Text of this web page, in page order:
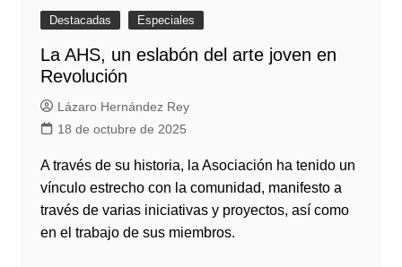
Destacadas Especiales
La AHS, un eslabón del arte joven en
Revolución
Lázaro Hernández Rey
18 de octubre de 2025
A través de su historia, la Asociación ha tenido un
vínculo estrecho con la comunidad, manifesto a
través de varias iniciativas y proyectos, así como
en el trabajo de sus miembros.